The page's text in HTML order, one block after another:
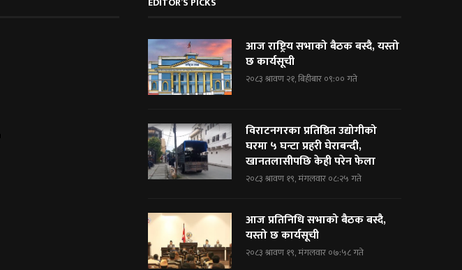
आज राष्ट्रिय सभाको बैठक बस्दै, यस्तो
छ कार्यसूची
२०८३ श्रावण २१, बिहीबार ०९:०० गते
विराटनगरका प्रतिष्ठित उद्योगीको
घरमा ५ घन्टा प्रहरी घेराबन्दी,
खानतलासीपछि केही परेन फेला
२०८३ श्रावण १९, मंगलवार ०८:२५ गते
आज प्रतिनिधि सभाको बैठक बस्दै,
यस्तो छ कार्यसूची
२०८३ श्रावण १९, मंगलवार ०७:५८ गते